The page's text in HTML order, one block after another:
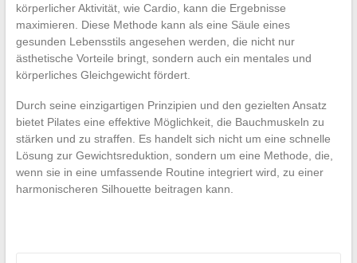
körperlicher Aktivität, wie Cardio, kann die Ergebnisse
maximieren. Diese Methode kann als eine Säule eines
gesunden Lebensstils angesehen werden, die nicht nur
ästhetische Vorteile bringt, sondern auch ein mentales und
körperliches Gleichgewicht fördert.
Durch seine einzigartigen Prinzipien und den gezielten Ansatz
bietet Pilates eine effektive Möglichkeit, die Bauchmuskeln zu
stärken und zu straffen. Es handelt sich nicht um eine schnelle
Lösung zur Gewichtsreduktion, sondern um eine Methode, die,
wenn sie in eine umfassende Routine integriert wird, zu einer
harmonischeren Silhouette beitragen kann.